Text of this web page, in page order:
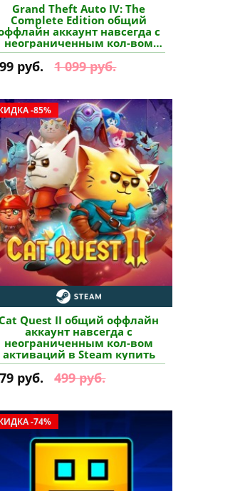
Grand Theft Auto IV: The
Complete Edition общий
аккаунт навсегда с
неограниченным кол-вом
активаций в Steam купить
99 руб. 1 099 руб.
-85%
Quest II общий оффлайн
аккаунт навсегда с
неограниченным кол-вом
активаций в Steam купить
79 руб. 499 руб.
-74%